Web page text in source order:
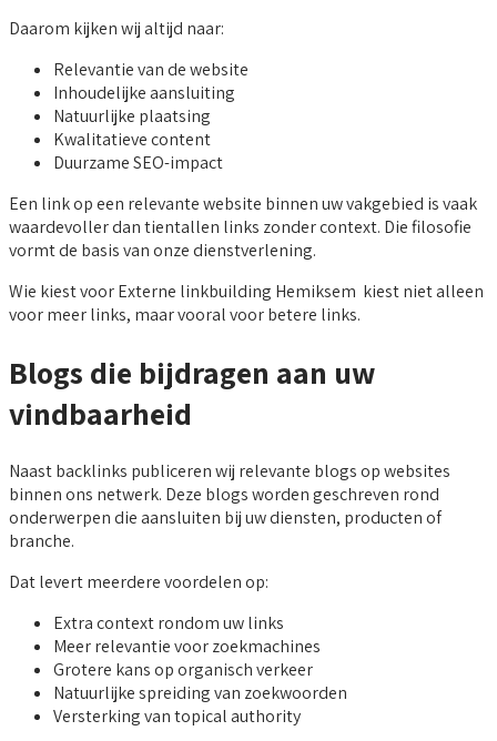
Daarom kijken wij altijd naar:
Relevantie van de website
Inhoudelijke aansluiting
Natuurlijke plaatsing
Kwalitatieve content
Duurzame SEO-impact
Een link op een relevante website binnen uw vakgebied is vaak
waardevoller dan tientallen links zonder context. Die filosofie
vormt de basis van onze dienstverlening.
Wie kiest voor Externe linkbuilding Hemiksem kiest niet alleen
voor meer links, maar vooral voor betere links.
Blogs die bijdragen aan uw
vindbaarheid
Naast backlinks publiceren wij relevante blogs op websites
binnen ons netwerk. Deze blogs worden geschreven rond
onderwerpen die aansluiten bij uw diensten, producten of
branche.
Dat levert meerdere voordelen op:
Extra context rondom uw links
Meer relevantie voor zoekmachines
Grotere kans op organisch verkeer
Natuurlijke spreiding van zoekwoorden
Versterking van topical authority